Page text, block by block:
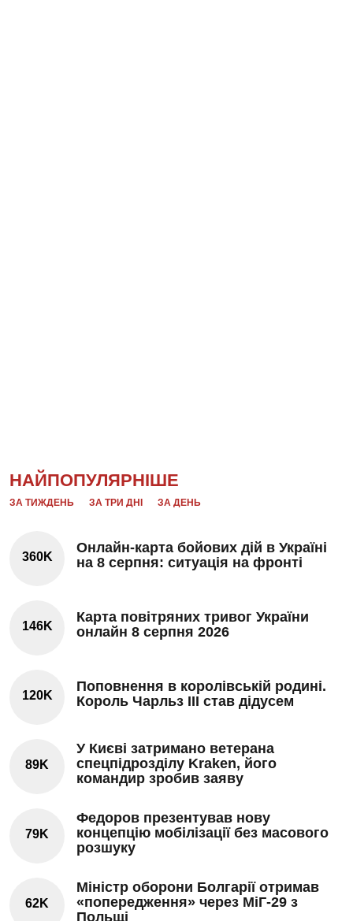
НАЙПОПУЛЯРНІШЕ
ЗА ТИЖДЕНЬ ЗА ТРИ ДНІ ЗА ДЕНЬ
360K
Онлайн-карта бойових дій в Україні
на 8 серпня: ситуація на фронті
146K
Карта повітряних тривог України
онлайн 8 серпня 2026
120K
Поповнення в королівській родині.
Король Чарльз III став дідусем
89K
У Києві затримано ветерана
спецпідрозділу Kraken, його
командир зробив заяву
79K
Федоров презентував нову
концепцію мобілізації без масового
розшуку
62K
Міністр оборони Болгарії отримав
«попередження» через МіГ-29 з
Польщі